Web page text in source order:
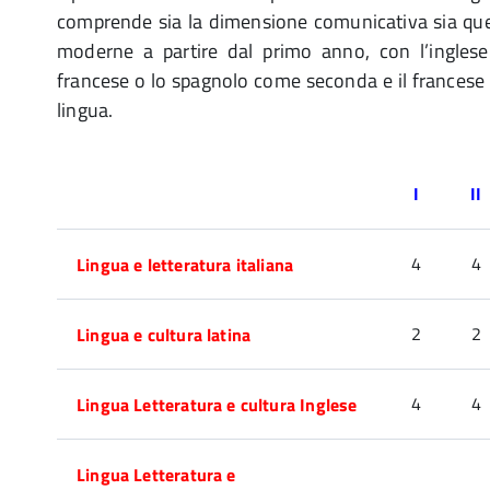
comprende sia la dimensione comunicativa sia
moderne a partire dal primo anno, con
francese o lo spagnolo come seconda e il
lingua.
I II
Lingua e letteratura italiana 4 4
Lingua e cultura latina 2 2
Lingua Letteratura e cultura Inglese 4 4
Lingua Letteratura e